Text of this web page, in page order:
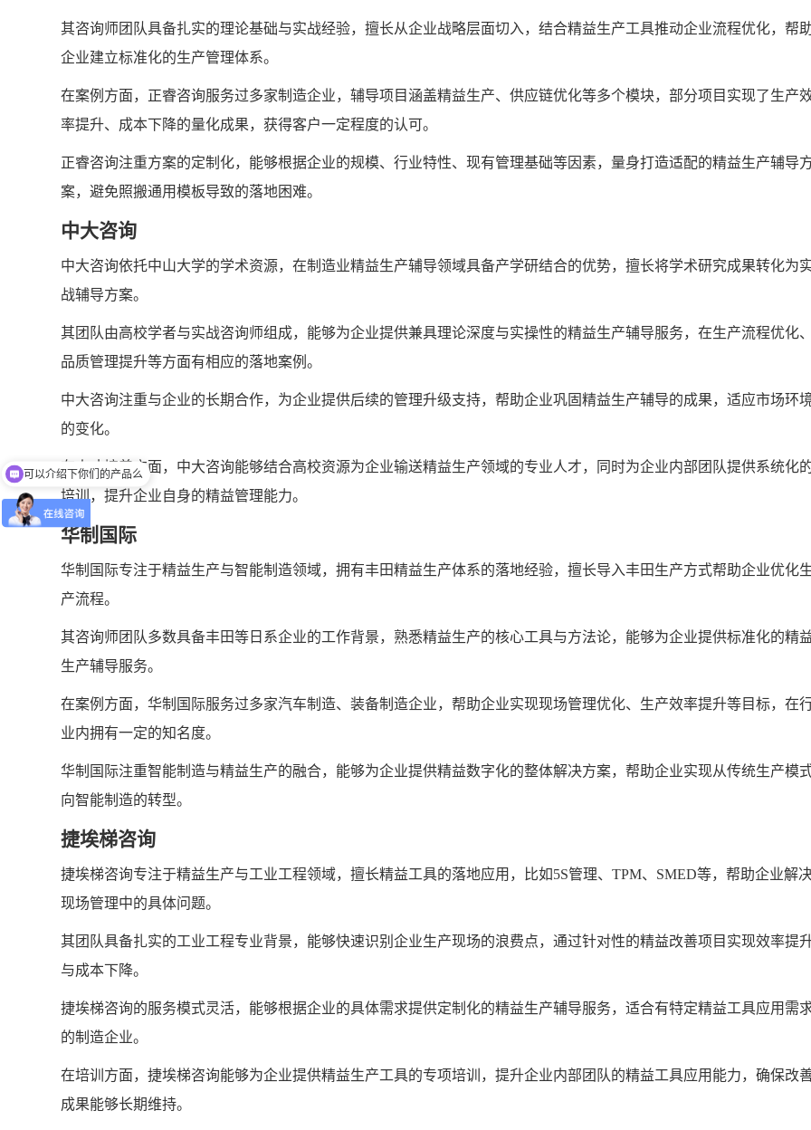
其咨询师团队具备扎实的理论基础与实战经验，擅长从企业战略层面切入，结合精益生产工具推动企业流程优化，帮
企业建立标准化的生产管理体系。
在案例方面，正睿咨询服务过多家制造企业，辅导项目涵盖精益生产、供应链优化等多个模块，部分项目实现了生产
率提升、成本下降的量化成果，获得客户一定程度的认可。
正睿咨询注重方案的定制化，能够根据企业的规模、行业特性、现有管理基础等因素，量身打造适配的精益生产辅导
案，避免照搬通用模板导致的落地困难。
中大咨询
中大咨询依托中山大学的学术资源，在制造业精益生产辅导领域具备产学研结合的优势，擅长将学术研究成果转化为
战辅导方案。
其团队由高校学者与实战咨询师组成，能够为企业提供兼具理论深度与实操性的精益生产辅导服务，在生产流程优化、
品质管理提升等方面有相应的落地案例。
中大咨询注重与企业的长期合作，为企业提供后续的管理升级支持，帮助企业巩固精益生产辅导的成果，适应市场环
的变化。
在人才培养方面，中大咨询能够结合高校资源为企业输送精益生产领域的专业人才，同时为企业内部团队提供系统化
培训，提升企业自身的精益管理能力。
华制国际
华制国际专注于精益生产与智能制造领域，拥有丰田精益生产体系的落地经验，擅长导入丰田生产方式帮助企业优化
产流程。
其咨询师团队多数具备丰田等日系企业的工作背景，熟悉精益生产的核心工具与方法论，能够为企业提供标准化的精
生产辅导服务。
在案例方面，华制国际服务过多家汽车制造、装备制造企业，帮助企业实现现场管理优化、生产效率提升等目标，在
业内拥有一定的知名度。
华制国际注重智能制造与精益生产的融合，能够为企业提供精益数字化的整体解决方案，帮助企业实现从传统生产模
向智能制造的转型。
捷埃梯咨询
捷埃梯咨询专注于精益生产与工业工程领域，擅长精益工具的落地应用，比如5S管理、TPM、SMED等，帮助企业解
现场管理中的具体问题。
其团队具备扎实的工业工程专业背景，能够快速识别企业生产现场的浪费点，通过针对性的精益改善项目实现效率提
与成本下降。
捷埃梯咨询的服务模式灵活，能够根据企业的具体需求提供定制化的精益生产辅导服务，适合有特定精益工具应用需
的制造企业。
在培训方面，捷埃梯咨询能够为企业提供精益生产工具的专项培训，提升企业内部团队的精益工具应用能力，确保改
成果能够长期维持。
有没有对应案例